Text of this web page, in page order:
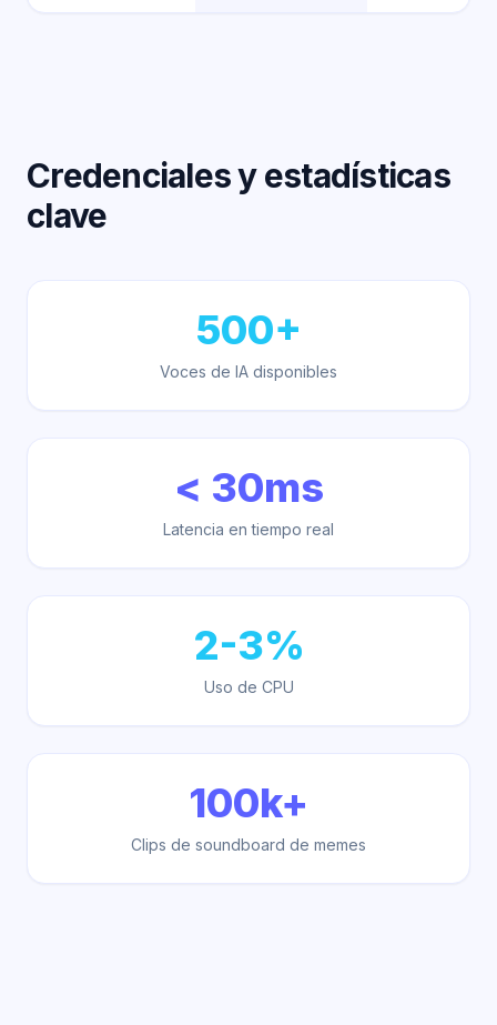
Credenciales y estadísticas
clave
500+
Voces de IA disponibles
< 30ms
Latencia en tiempo real
2-3%
Uso de CPU
100k+
Clips de soundboard de memes